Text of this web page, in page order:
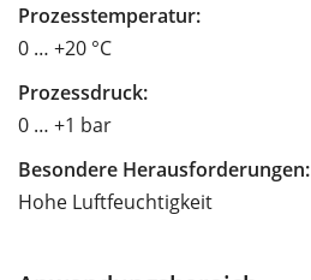
Prozesstemperatur:
0 … +20 °C
Prozessdruck:
0 … +1 bar
Besondere Herausforderungen:
Hohe Luftfeuchtigkeit